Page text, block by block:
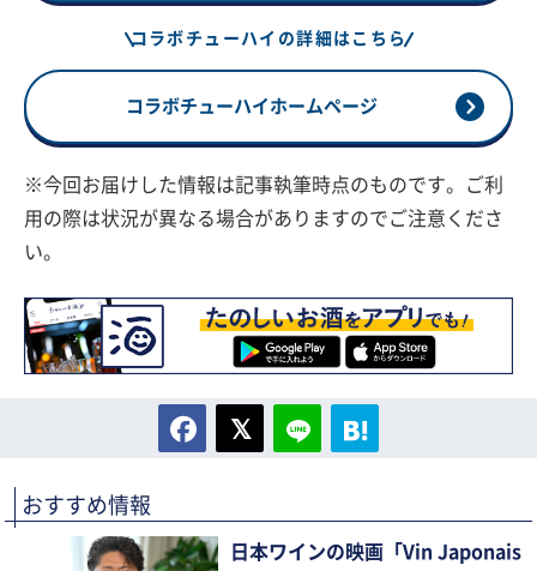
コラボチューハイの詳細はこちら
コラボチューハイホームページ
※今回お届けした情報は記事執筆時点のものです。ご利
用の際は状況が異なる場合がありますのでご注意くださ
い。
おすすめ情報
日本ワインの映画「Vin Japonais